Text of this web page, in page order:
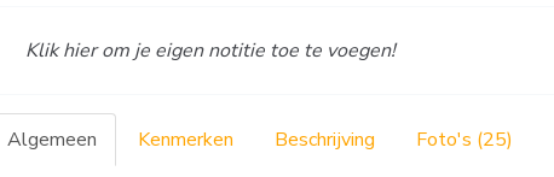
Klik hier om je eigen notitie toe te voegen!
Algemeen Kenmerken Beschrijving Foto's (25)